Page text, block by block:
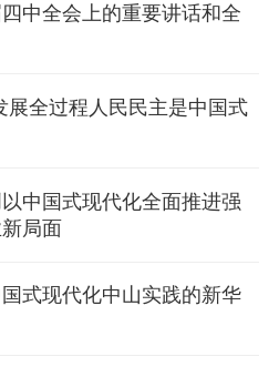
中全会上的重要讲话和全
展全过程人民民主是中国式
中国式现代化全面推进强
局面
式现代化中山实践的新华